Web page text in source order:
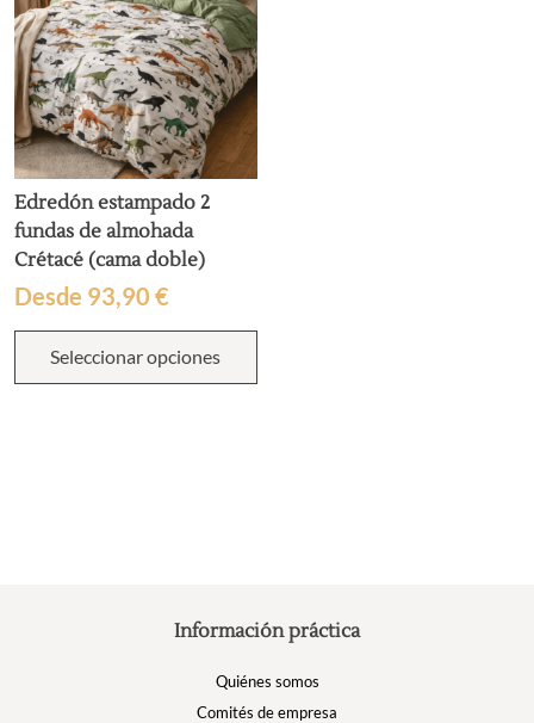
elegir
en
la
página
de
Edredón estampado 2
fundas de almohada
Crétacé (cama doble)
Desde 93,90 €
Seleccionar opciones
Este
tiene
página
producto
Información práctica
Quiénes somos
Comités de empresa